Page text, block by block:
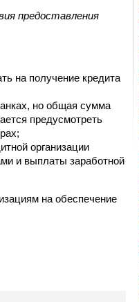
предоставления
на получение кредита
но общая сумма
предусмотреть
организации
и выплаты заработной
на обеспечение